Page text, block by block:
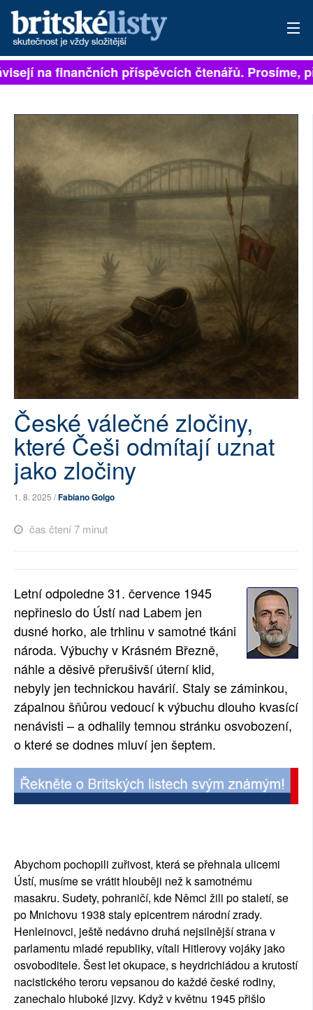
PŘIHLÁSIT
ROZHOVORY
NEJČTENĚJŠÍ ZA 7 DNÍ
AUTOŘI
PŘÍSPĚVKY NA PROVOZ
SOCIÁLNÍ SÍTĚ
RUBRIKY
PLNÁ VERZE STRÁNEK
na finančních příspěvcích čtenářů. Prosíme,
České válečné zločiny,
které Češi odmítají uznat
jako zločiny
1. 8. 2025 /Fabiano Golgo
čas čtení 7 minut
Letní odpoledne 31. července 1945
nepřineslo do Ústí nad Labem jen
dusné horko, ale trhlinu v samotné tkáni
národa. Výbuchy v Krásném Březně,
náhle a děsivě přerušivší úterní klid,
nebyly jen technickou havárií. Staly se záminkou,
zápalnou šňůrou vedoucí k výbuchu dlouho kvasící
nenávisti – a odhalily temnou stránku osvobození,
o které se dodnes mluví jen šeptem.
Abychom pochopili zuřivost, která se přehnala ulicemi
Ústí, musíme se vrátit hlouběji než k samotnému
masakru. Sudety, pohraničí, kde Němci žili po staletí, se
po Mnichovu 1938 staly epicentrem národní zrady.
Henleinovci, ještě nedávno druhá nejsilnější strana v
parlamentu mladé republiky, vítali Hitlerovy vojáky jako
osvoboditele. Šest let okupace, s heydrichiádou a krutostí
nacistického teroru vepsanou do každé české rodiny,
zanechalo hluboké jizvy. Když v květnu 1945 přišlo